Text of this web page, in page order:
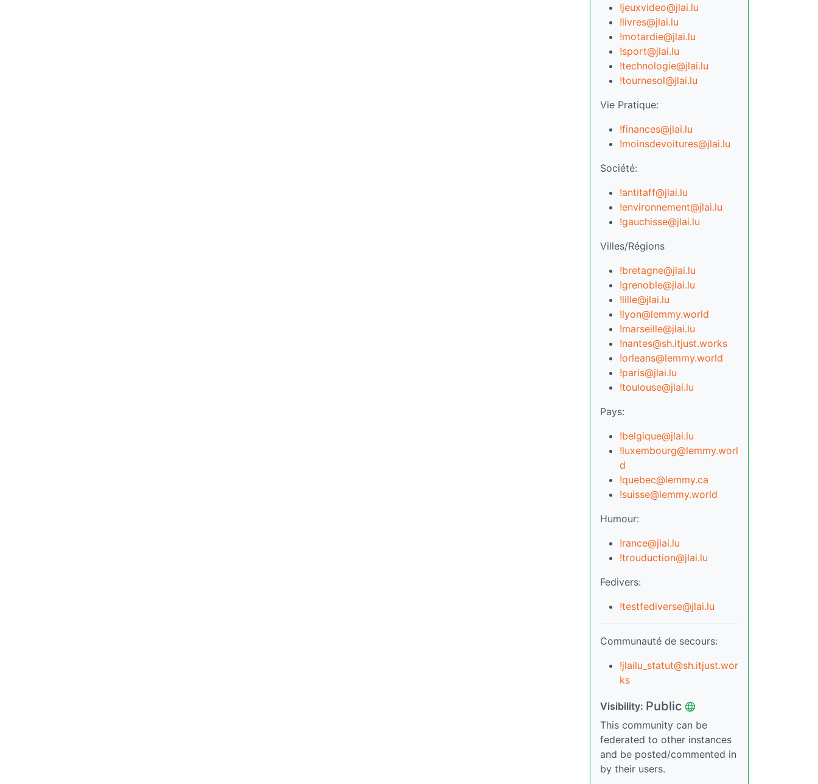
!jeuxvideo@jlai.lu
!livres@jlai.lu
!motardie@jlai.lu
!sport@jlai.lu
!technologie@jlai.lu
!tournesol@jlai.lu
Vie Pratique:
!finances@jlai.lu
!moinsdevoitures@jlai.lu
Société:
!antitaff@jlai.lu
!environnement@jlai.lu
!gauchisse@jlai.lu
Villes/Régions
!bretagne@jlai.lu
!grenoble@jlai.lu
!lille@jlai.lu
!lyon@lemmy.world
!marseille@jlai.lu
!nantes@sh.itjust.works
!orleans@lemmy.world
!paris@jlai.lu
!toulouse@jlai.lu
Pays:
!belgique@jlai.lu
!luxembourg@lemmy.worl
d
!quebec@lemmy.ca
!suisse@lemmy.world
Humour:
!rance@jlai.lu
!trouduction@jlai.lu
Fedivers:
!testfediverse@jlai.lu
Communauté de secours:
!jlailu_statut@sh.itjust.wor
ks
Visibility: Public
This community can be
federated to other instances
and be posted/commented in
by their users.